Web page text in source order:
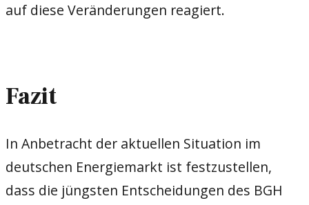
auf diese Veränderungen reagiert.
Fazit
In Anbetracht der aktuellen Situation im
deutschen Energiemarkt ist festzustellen,
dass die jüngsten Entscheidungen des BGH